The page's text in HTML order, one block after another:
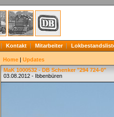
Kontakt Mitarbeiter
Home | Updates
MaK 1000532 - DB Schenker "294 724-0"
03.08.2012 - Ibbenbüren